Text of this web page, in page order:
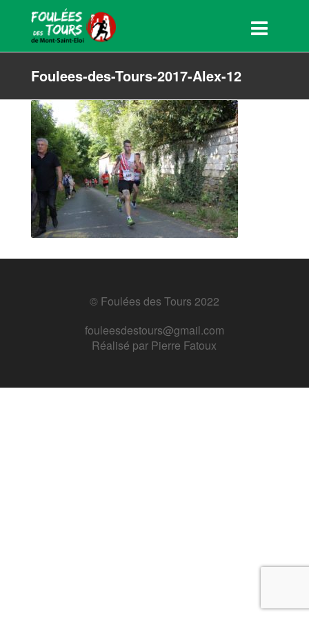
Foulees-des-Tours-2017-Alex-12
© Foulées des Tours 2022
fouleesdestours@gmail.com
Réalisé par Pierre Fatoux